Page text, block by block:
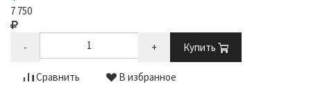
7 750
- + Купить
Сравнить В избранное